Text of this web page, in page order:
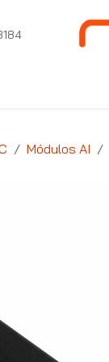
Módulos AI